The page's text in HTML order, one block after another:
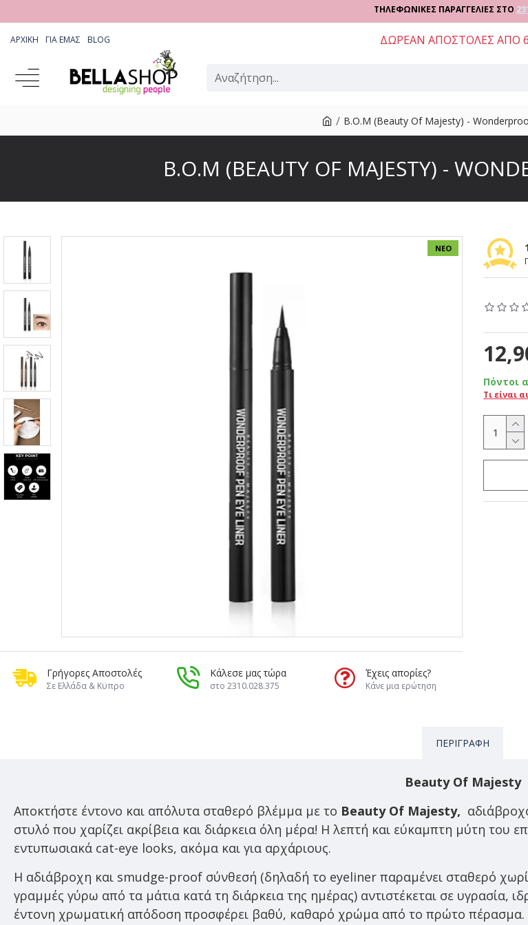
ΤΗΛΕΦΩΝΙΚΕΣ ΠΑΡΑΓΓΕΛΙΕΣ ΣΤΟ
ΑΡΧΙΚΉ ΓΙΑ ΕΜΆΣ BLOG ΔΩΡΕΑΝ ΑΠΟΣΤΟΛΕΣ ΑΠΟ
B.O.M (Beauty Of Majesty) -
B.O.M (BEAUTY OF MAJESTY) -
ΝΈΟ
Γρήγορες Αποστολές
Σε Ελλάδα & Κϋπρο
Κάλεσε μας τώρα
στο 2310.028.375
Έχεις απορίες?
Κάνε μια ερώτηση
Πόντοι
Τι είναι
ΠΕΡΙΓΡΑΦΉ
Beauty Of Majesty
Αποκτήστε έντονο και απόλυτα σταθερό βλέμμα με το Beauty Of Majesty,
στυλό που χαρίζει ακρίβεια και διάρκεια όλη μέρα! Η λεπτή και εύκαμπτη μύτη του
εντυπωσιακά cat-eye looks, ακόμα και για αρχάριους.
Η αδιάβροχη και smudge-proof σύνθεσή (δηλαδή το eyeliner παραμένει σταθερό
γραμμές γύρω από τα μάτια κατά τη διάρκεια της ημέρας) αντιστέκεται σε υγρασία,
έντονη χρωματική απόδοση προσφέρει βαθύ, καθαρό χρώμα από το πρώτο πέρασμα.